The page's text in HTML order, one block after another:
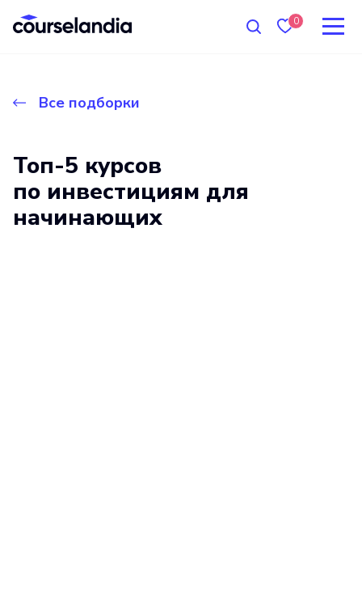
0
Все подборки
Топ-5 курсов
по инвестициям для
начинающих